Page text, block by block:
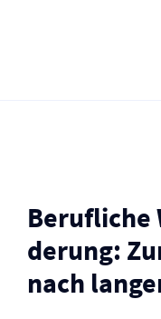
derung:
nach